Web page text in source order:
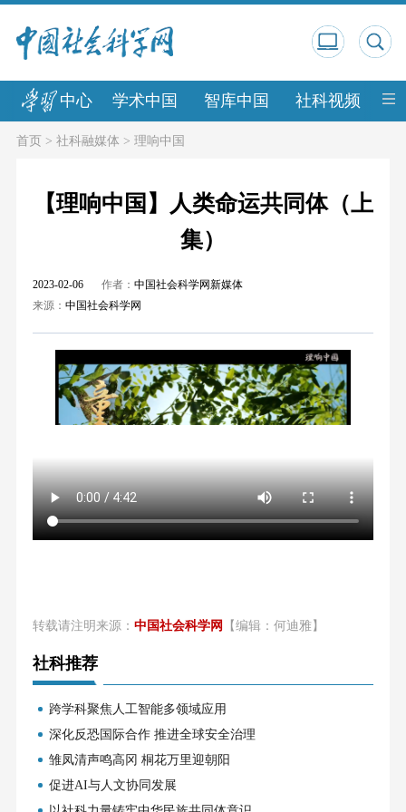
中心 学术中国 智库中国 社科视频 中
首页> 社科融媒体 > 理响中国
【理响中国】人类命运共同体（上
集）
2023-02-06 作者： 中国社会科学网新媒体
来源： 中国社会科学网
转载请注明来源： 中国社会科学网 【编辑：何迪雅】
社科推荐
跨学科聚焦人工智能多领域应用
深化反恐国际合作 推进全球安全治理
雏凤清声鸣高冈 桐花万里迎朝阳
促进AI与人文协同发展